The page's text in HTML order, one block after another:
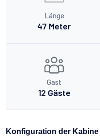
Länge
47 Meter
Gast
12 Gäste
Konfiguration der Kabine